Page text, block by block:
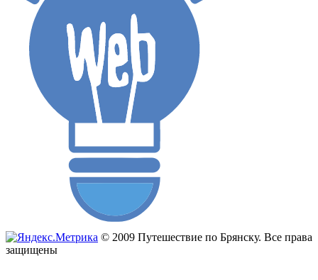
© 2009 Путешествие по Брянску. Все права
защищены